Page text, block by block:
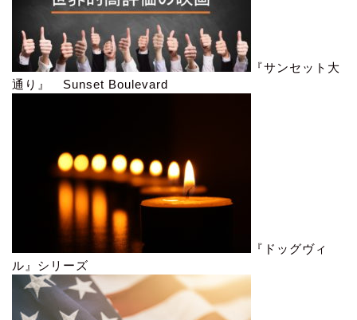
『サンセット大
通り』 Sunset Boulevard
『ドッグヴィ
ル』シリーズ